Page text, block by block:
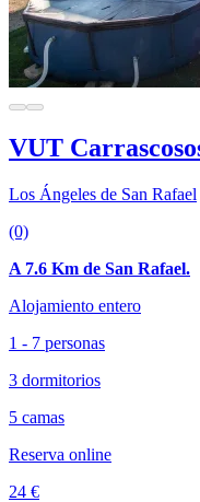
VUT
Los Ángeles de San Rafael
(0)
A 7.6 Km de San Rafael.
Alojamiento entero
1 - 7 personas
3 dormitorios
5 camas
Reserva online
24 €